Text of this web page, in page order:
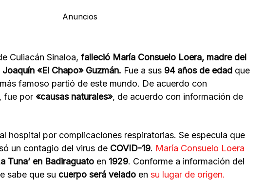
Anuncios
Culiacán Sinaloa, falleció María Consuelo Loera, madre del
«El Chapo» Guzmán. Fue a sus 94 años de edad que
famoso partió de este mundo. De acuerdo con
fue por «causas naturales», de acuerdo con información de
hospital por complicaciones respiratorias. Se especula que
un contagio del virus de COVID-19. María Consuelo Loera
Tuna’ en Badiraguato en 1929. Conforme a información del
sabe que su cuerpo será velado en su lugar de origen.